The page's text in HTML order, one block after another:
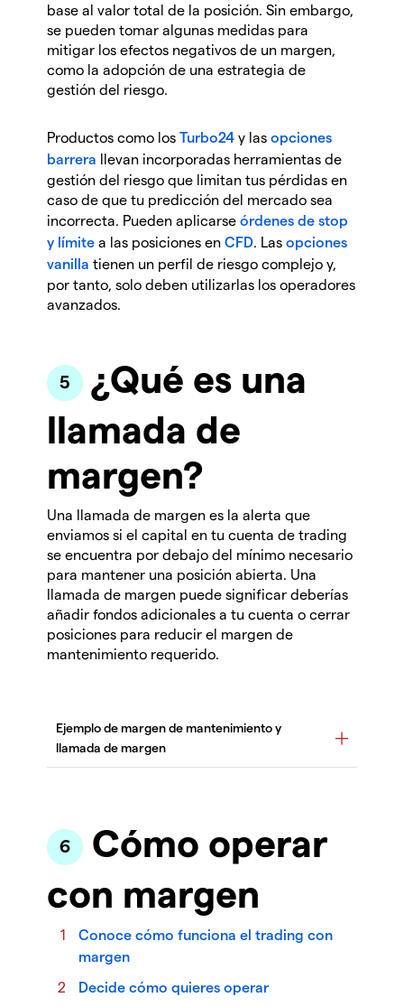
base al valor total de la posición. Sin embargo,
se pueden tomar algunas medidas para
mitigar los efectos negativos de un margen,
como la adopción de una estrategia de
gestión del riesgo.
Productos como los Turbo24 y las opciones
barrera llevan incorporadas herramientas de
gestión del riesgo que limitan tus pérdidas en
caso de que tu predicción del mercado sea
incorrecta. Pueden aplicarse órdenes de stop
y límite a las posiciones en CFD. Las opciones
vanilla tienen un perfil de riesgo complejo y,
por tanto, solo deben utilizarlas los operadores
avanzados.
¿Qué es una
llamada de
margen?
Una llamada de margen es la alerta que
enviamos si el capital en tu cuenta de trading
se encuentra por debajo del mínimo necesario
para mantener una posición abierta. Una
llamada de margen puede significar deberías
añadir fondos adicionales a tu cuenta o cerrar
posiciones para reducir el margen de
mantenimiento requerido.
Cómo operar
con margen
Conoce cómo funciona el trading con
margen
Decide cómo quieres operar